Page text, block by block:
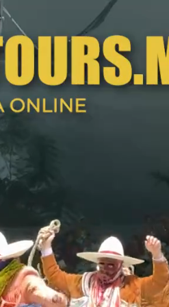
GUELAGUETZA 2026